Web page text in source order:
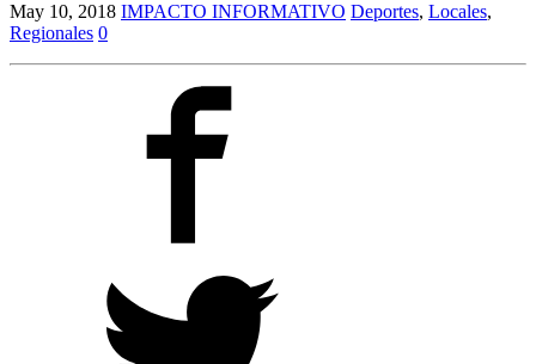
May 10, 2018 IMPACTO INFORMATIVO Deportes, Locales,
Regionales 0